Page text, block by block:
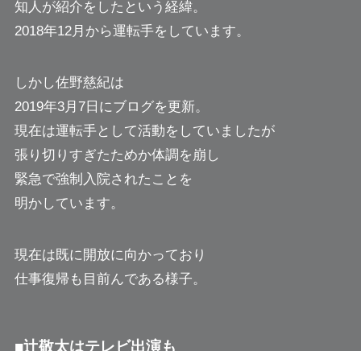
知人が紹介をしたという経緯。
2018年12月から運転手をしています。
しかし佐野慈紀は
2019年3月7日にブログを更新。
現在は運転手として活動をしていましたが
張り切りすぎたためか体調を崩し
緊急で強制入院されたことを
明かしています。
現在は既に開放に向かっており
仕事復帰も目前んである様子。
■辻敬太はテレビ出演も